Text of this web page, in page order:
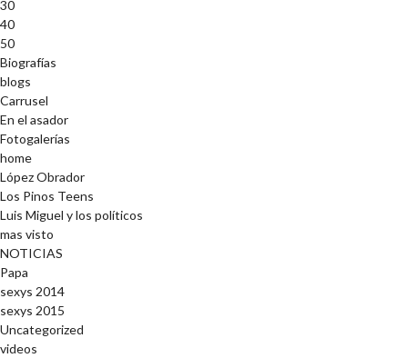
30
40
50
Biografías
blogs
Carrusel
En el asador
Fotogalerías
home
López Obrador
Los Pinos Teens
Luis Miguel y los políticos
mas visto
NOTICIAS
Papa
sexys 2014
sexys 2015
Uncategorized
videos